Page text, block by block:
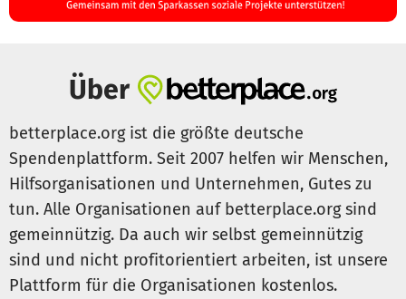
Über
betterplace.org ist die größte deutsche
Spendenplattform. Seit 2007 helfen wir Menschen,
Hilfsorganisationen und Unternehmen, Gutes zu
tun. Alle Organisationen auf betterplace.org sind
gemeinnützig. Da auch wir selbst gemeinnützig
sind und nicht profitorientiert arbeiten, ist unsere
Plattform für die Organisationen kostenlos.